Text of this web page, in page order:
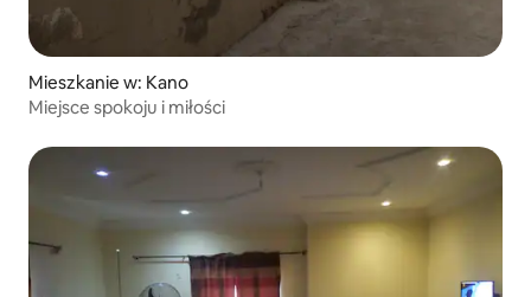
Mieszkanie w: Kano
Miejsce spokoju i miłości